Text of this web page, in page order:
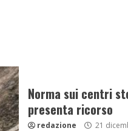
Norma sui centri
presenta ricorso
redazione 21